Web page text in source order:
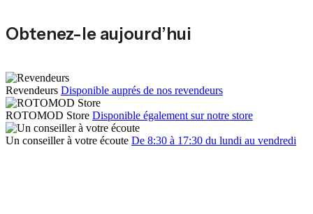
Obtenez-le aujourd’hui
Revendeurs Disponible auprés de nos revendeurs
ROTOMOD Store Disponible également sur notre store
Un conseiller à votre écoute De 8:30 à 17:30 du lundi au vendredi